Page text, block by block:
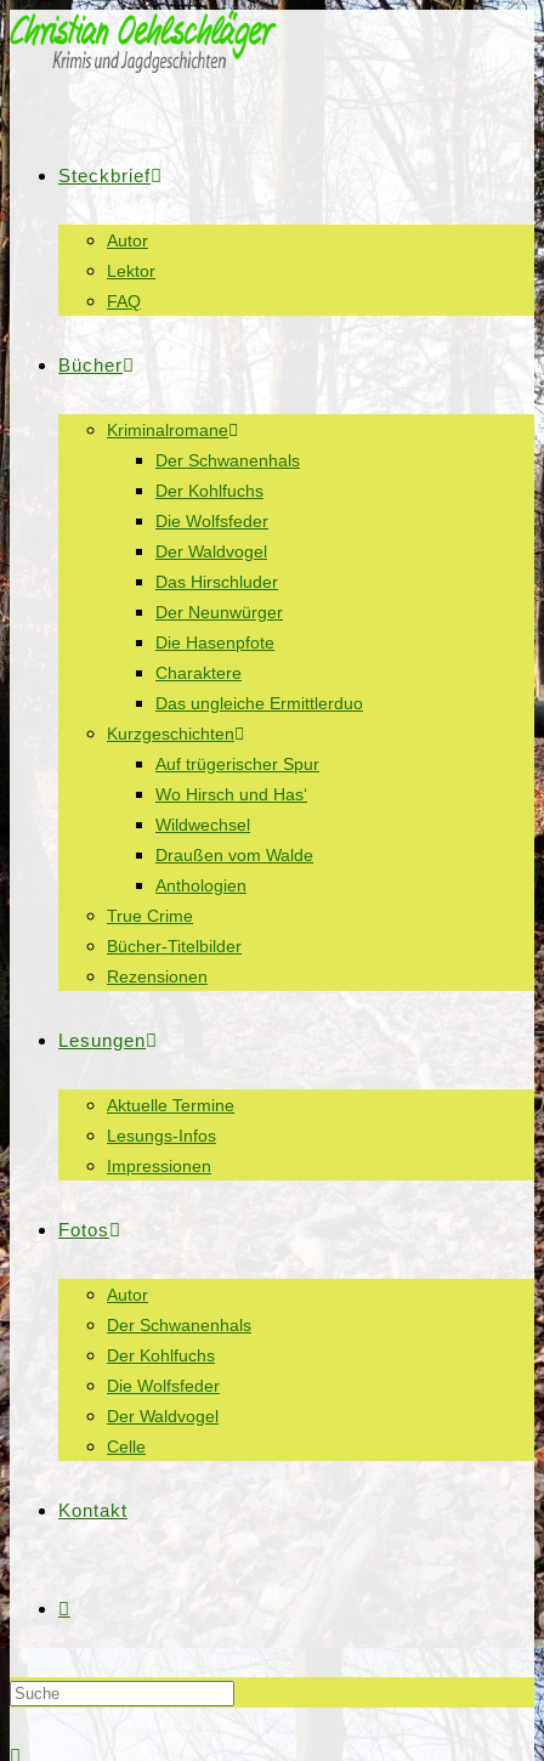
Steckbrief
Autor
Lektor
FAQ
Bücher
Kriminalromane
Der Schwanenhals
Der Kohlfuchs
Die Wolfsfeder
Der Waldvogel
Das Hirschluder
Der Neunwürger
Die Hasenpfote
Charaktere
Das ungleiche Ermittlerduo
Kurzgeschichten
Auf trügerischer Spur
Wo Hirsch und Has‘
Wildwechsel
Draußen vom Walde
Anthologien
True Crime
Bücher-Titelbilder
Rezensionen
Lesungen
Aktuelle Termine
Lesungs-Infos
Impressionen
Fotos
Autor
Der Schwanenhals
Der Kohlfuchs
Die Wolfsfeder
Der Waldvogel
Celle
Kontakt